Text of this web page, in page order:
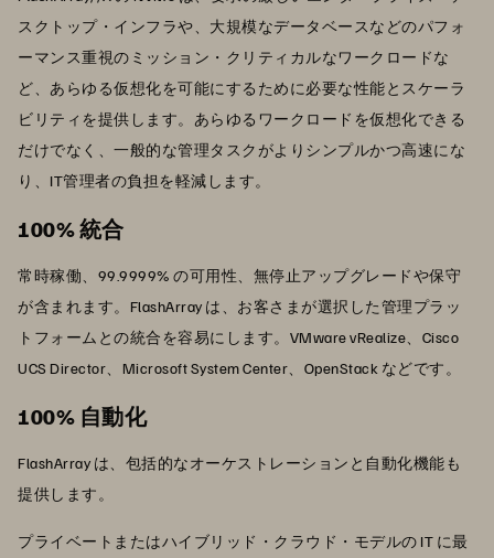
スクトップ・インフラや、大規模なデータベースなどのパフォ
ーマンス重視のミッション・クリティカルなワークロードな
ど、あらゆる仮想化を可能にするために必要な性能とスケーラ
ビリティを提供します。あらゆるワークロードを仮想化できる
だけでなく、一般的な管理タスクがよりシンプルかつ高速にな
り、IT管理者の負担を軽減します。
100% 統合
常時稼働、99.9999% の可用性、無停止アップグレードや保守
が含まれます。FlashArray は、お客さまが選択した管理プラッ
トフォームとの統合を容易にします。VMware vRealize、Cisco
UCS Director、Microsoft System Center、OpenStack などです。
100% 自動化
FlashArray は、包括的なオーケストレーションと自動化機能も
提供します。
プライベートまたはハイブリッド・クラウド・モデルの IT に最